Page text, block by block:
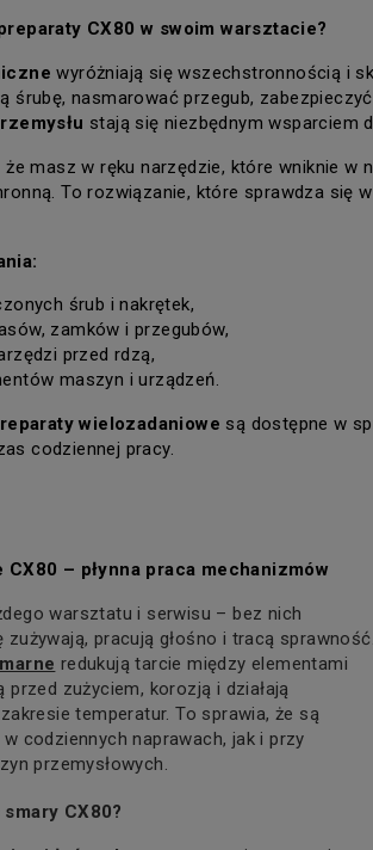
CX80 w swoim warsztacie?
wyróżniają się wszechstronnością i
śrubę, nasmarować przegub,
stają się niezbędnym wsparciem
masz w ręku narzędzie, które wniknie w
To rozwiązanie, które sprawdza się
śrub i nakrętek,
zamków i przegubów,
przed rdzą,
maszyn i urządzeń.
wielozadaniowe są dostępne w
codziennej pracy.
– płynna praca mechanizmów
warsztatu i serwisu – bez nich
pracują głośno i tracą sprawność.
redukują tarcie między elementami
przed zużyciem, korozją i działają
temperatur. To sprawia, że są
codziennych naprawach, jak i przy
przemysłowych.
CX80?